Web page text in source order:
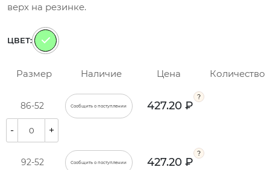
верх на резинке.
ЦВЕТ:
Размер Наличие Цена Количество
86-52 Сообщить о поступлении 427.20 ₽
- +
92-52 Сообщить о поступлении 427.20 ₽